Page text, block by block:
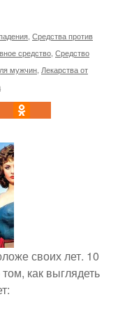
Средства против
средство Средство
мужчин Лекарства от
своих лет. 10
как выглядеть